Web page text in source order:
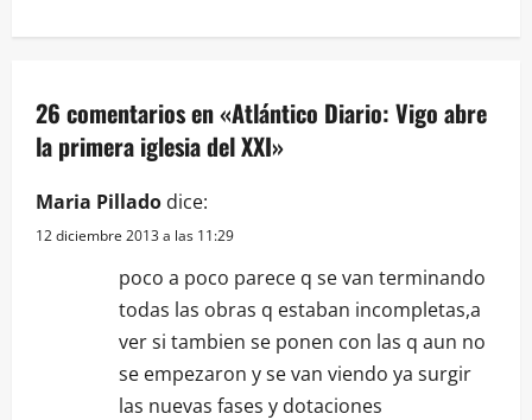
26 comentarios en «Atlántico Diario: Vigo abre
la primera iglesia del XXI»
Maria Pillado dice:
12 diciembre 2013 a las 11:29
poco a poco parece q se van terminando
todas las obras q estaban incompletas,a
ver si tambien se ponen con las q aun no
se empezaron y se van viendo ya surgir
las nuevas fases y dotaciones